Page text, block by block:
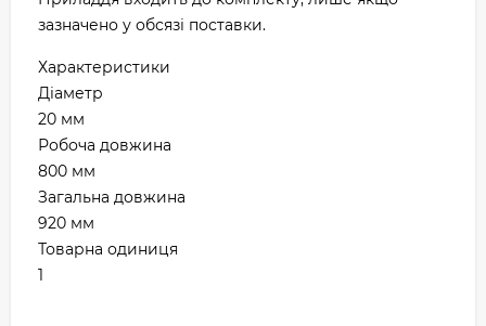
зазначено у обсязі поставки.
Характеристики
Діаметр
20 мм
Робоча довжина
800 мм
Загальна довжина
920 мм
Товарна одиниця
1